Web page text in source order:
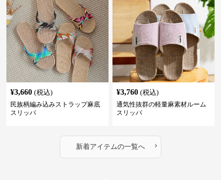
¥3,660 (税込)
民族柄編み込みストラップ麻底
スリッパ
¥3,760 (税込)
通気性抜群の軽量麻素材ルーム
スリッパ
新着アイテムの一覧へ ›